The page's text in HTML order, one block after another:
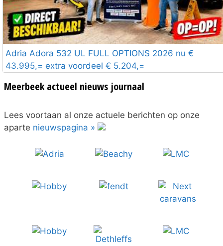
Adria Adora 532 UL FULL OPTIONS 2026 nu €
43.995,= extra voordeel € 5.204,=
Meerbeek actueel nieuws journaal
Lees voortaan al onze actuele berichten op onze
aparte nieuwspagina »